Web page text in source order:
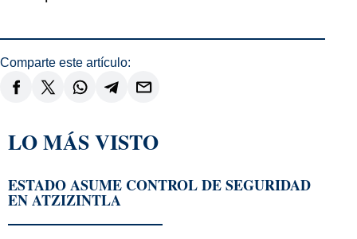
Comparte este artículo:
LO MÁS VISTO
ESTADO ASUME CONTROL DE SEGURIDAD
EN ATZIZINTLA